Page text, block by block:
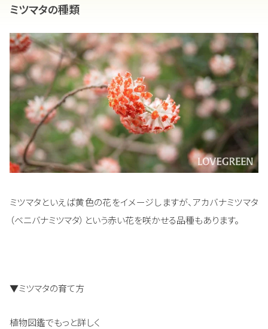
ミツマタの種類
ミツマタといえば黄色の花をイメージしますが、アカバナミツマタ
（ベニバナミツマタ）という赤い花を咲かせる品種もあります。
▼ミツマタの育て方
植物図鑑でもっと詳しく